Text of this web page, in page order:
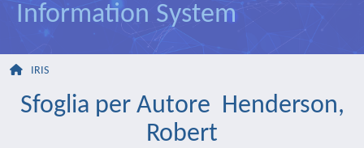
Information System
IRIS
Sfoglia per Autore Henderson,
Robert